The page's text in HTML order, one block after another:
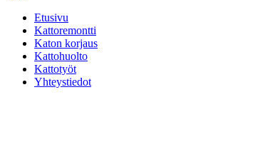
Etusivu
Kattoremontti
Katon korjaus
Kattohuolto
Kattotyöt
Yhteystiedot